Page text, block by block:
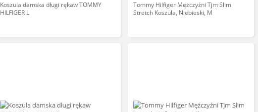
Koszula damska długi rękaw TOMMY
HILFIGER L
Tommy Hilfiger Mężczyźni Tjm Slim
Stretch Koszula, Niebieski, M